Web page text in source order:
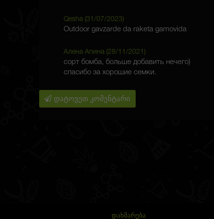
Qesha (31/07/2023)
Outdoor gavzarde da raketa gamovida
Алена Апина (28/11/2021 )
сорт бомба, больше добавить нечего)
спасибо за хорошие семки.
დატოვეთ კომენტარი
ᲓᲐᲮᲛᲐᲠᲔᲑᲐ